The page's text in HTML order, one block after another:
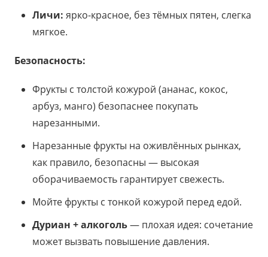
Личи: ярко-красное, без тёмных пятен, слегка
мягкое.
Безопасность:
Фрукты с толстой кожурой (ананас, кокос,
арбуз, манго) безопаснее покупать
нарезанными.
Нарезанные фрукты на оживлённых рынках,
как правило, безопасны — высокая
оборачиваемость гарантирует свежесть.
Мойте фрукты с тонкой кожурой перед едой.
Дуриан + алкоголь— плохая идея: сочетание
может вызвать повышение давления.